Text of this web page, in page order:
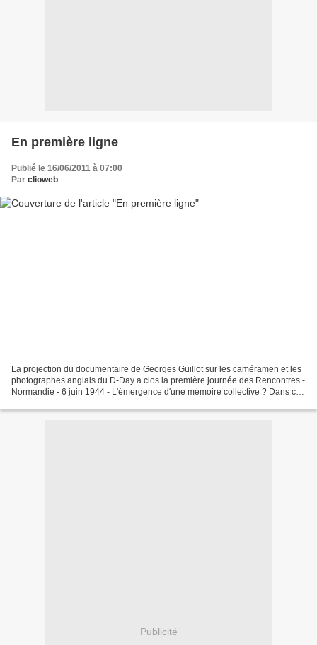
En première ligne
Publié le 16/06/2011 à 07:00
Par clioweb
La projection du documentaire de Georges Guillot sur les caméramen et les
photographes anglais du D-Day a clos la première journée des Rencontres -
Normandie - 6 juin 1944 - L'émergence d'une mémoire collective ? Dans ce
Publicité